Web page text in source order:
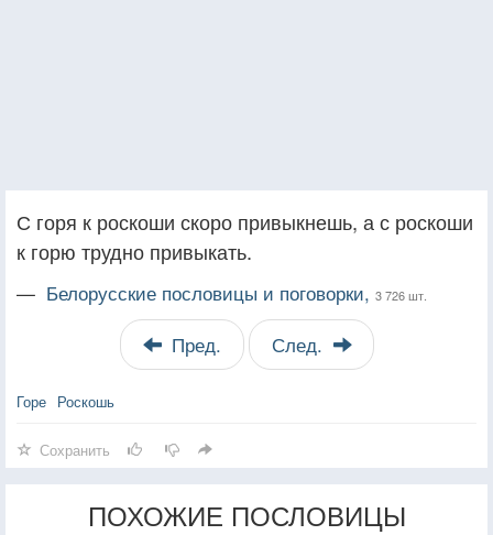
С горя к роскоши скоро привыкнешь, а с роскоши
к горю трудно привыкать.
— Белорусские пословицы и поговорки, 3 726 шт.
Пред. След.
Горе Роскошь
Сохранить
ПОХОЖИЕ ПОСЛОВИЦЫ